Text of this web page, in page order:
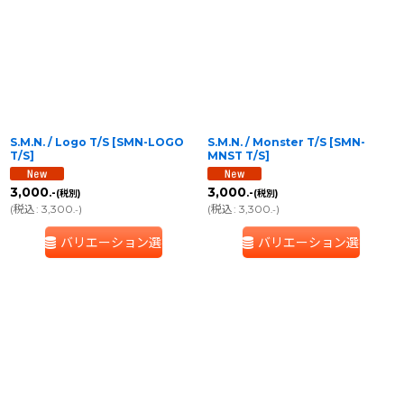
S.M.N. / Logo T/S [SMN-LOGO
T/S]
3,000.-(税別)
(税込: 3,300 .-)
バリエーション選択
S.M.N. / Monster T/S [SMN-
MNST T/S]
3,000.-(税別)
(税込: 3,300 .-)
バリエーション選択